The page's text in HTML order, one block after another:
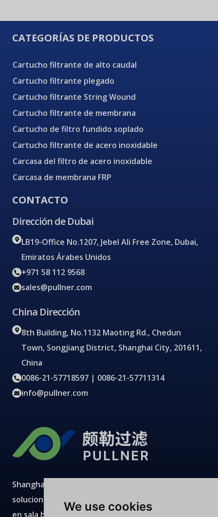
We use cookies
Shanghai Pullner desarrolla, fabrica y suministra
soluciones avanzadas de filtración con producción
en sala blanca, laboratorios modernos, equipos
CATEGORÍAS DE PRODUCTOS
Cartucho filtrante de alto caudal
Cartucho filtrante plegado
Cartucho filtrante String Wound
Cartucho filtrante de membrana
Cartucho de filtro fundido soplado
Cartucho filtrante de acero inoxidable
Carcasa del filtro de acero inoxidable
Carcasa de membrana FRP
CONTACTO
Dirección de Dubai
LB19-Office No.1207, Jebel Ali Free Zone, Dubai,
Emiratos Árabes Unidos
+971 58 112 9568
sales@pullner.com
China Dirección
8th Building, No.1132 Maoting Rd., Chedun
Town, Songjiang District, Shanghai City, 201611,
China
0086-21-57718597 | 0086-21-57711314
info@pullner.com